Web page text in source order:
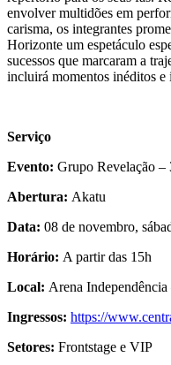
envolver multidões em
carisma, os integrantes
Horizonte um espetáculo
sucessos que marcaram a
incluirá momentos inéditos e
Serviço
Evento: Grupo Revelação –
Abertura: Akatu
Data: 08 de novembro,
Horário: A partir das 15h
Local: Arena
Ingressos: https://
Setores: Frontstage e VIP